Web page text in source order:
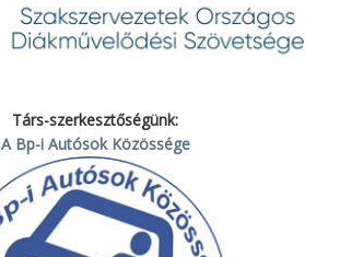
Társ-szerkesztőségünk:
A Bp-i Autósok Közössége